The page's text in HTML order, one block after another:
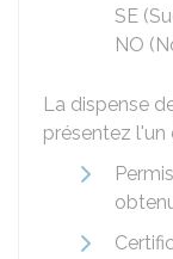
SE
NO
La dispense
présentez l'un